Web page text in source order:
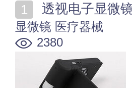
透视电子显微
显微镜 医疗器械
2380